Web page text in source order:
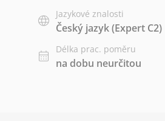
Jazykové znalosti
Český jazyk(Expert C2)
Délka prac. poměru
na dobu neurčitou